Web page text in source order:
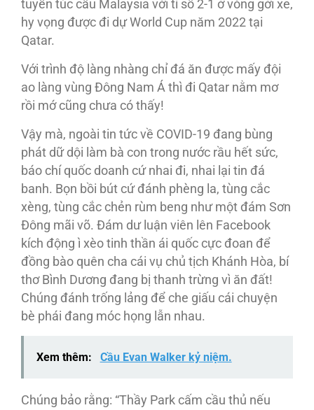
tuyển túc cầu Malaysia với tỉ số 2-1 ở vòng gởi xe,
hy vọng được đi dự World Cup năm 2022 tại
Qatar.
Với trình độ làng nhàng chỉ đá ăn được mấy đội
ao làng vùng Ðông Nam Á thì đi Qatar nằm mơ
rồi mớ cũng chưa có thấy!
Vậy mà, ngoài tin tức về COVID-19 đang bùng
phát dữ dội làm bà con trong nước rầu hết sức,
báo chí quốc doanh cứ nhai đi, nhai lại tin đá
banh. Bọn bồi bút cứ đánh phèng la, tùng cắc
xèng, tùng cắc chẻn rùm beng như một đám Sơn
Ðông mãi võ. Ðám dư luận viên lên Facebook
kích động ì xèo tinh thần ái quốc cực đoan để
đồng bào quên cha cái vụ chủ tịch Khánh Hòa, bí
thơ Bình Dương đang bị thanh trừng vì ăn đất!
Chúng đánh trống lảng để che giấu cái chuyện
bè phái đang móc họng lẫn nhau.
Xem thêm: Cầu Evan Walker kỷ niệm.
Chúng bảo rằng: “Thầy Park cấm cầu thủ nếu